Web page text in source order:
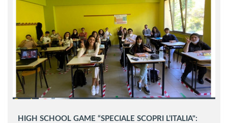
HIGH SCHOOL GAME “SPECIALE SCOPRI L’ITALIA":